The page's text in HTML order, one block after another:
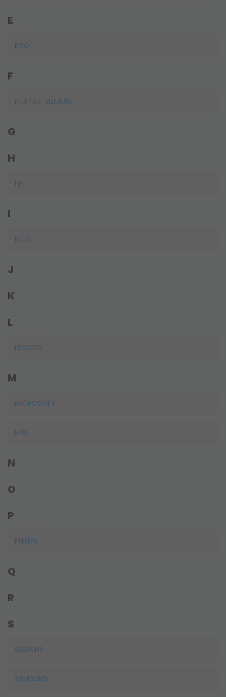
E
EIZO
F
FUJITSU-SIEMENS
G
H
HP
I
INTEL
J
K
L
LENOVO
M
MICROSOFT
MSI
N
O
P
PHILIPS
Q
R
S
SABRENT
SAMSUNG